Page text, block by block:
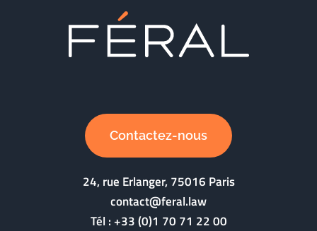
Contactez-nous
24, rue Erlanger, 75016 Paris
contact@feral.law
Tél :+33 (0)1 70 71 22 00